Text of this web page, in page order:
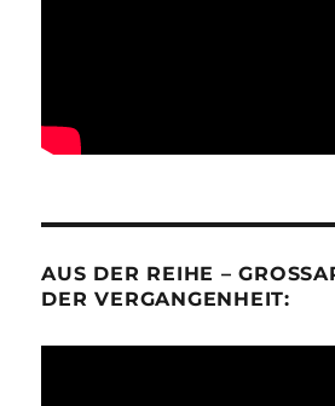
AUS DER REIHE –
ER VERGANGENHEIT: